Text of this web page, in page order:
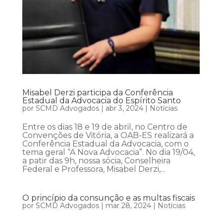
Misabel Derzi participa da Conferência
Estadual da Advocacia do Espírito Santo
por SCMD Advogados| abr 3, 2024| Notícias
Entre os dias 18 e 19 de abril, no Centro de
Convenções de Vitória, a OAB-ES realizará a
Conferência Estadual da Advocacia, com o
tema geral “A Nova Advocacia”. No dia 19/04,
a patir das 9h, nossa sócia, Conselheira
Federal e Professora, Misabel Derzi,...
O princípio da consunção e as multas fiscais
por SCMD Advogados| mar 28, 2024| Notícias